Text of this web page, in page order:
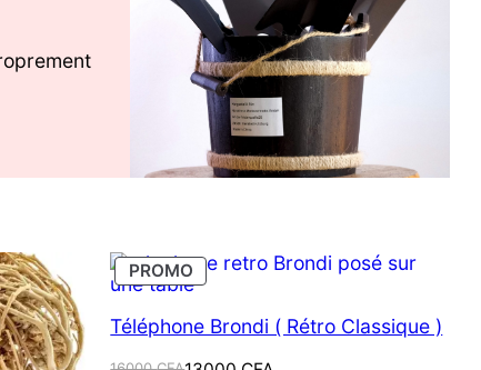
PROMOPRODUIT
EN
Téléphone Brondi ( Rétro Classique )